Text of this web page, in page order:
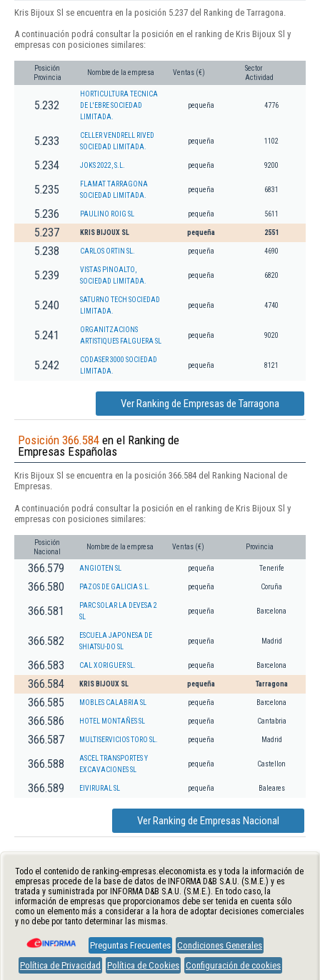
Kris Bijoux Sl se encuentra en la posición 5.237 del Ranking de Tarragona.
A continuación podrá consultar la posición en el ranking de Kris Bijoux Sl y
empresas con posiciones similares:
Posición
Provincia
Nombre de la empresa Ventas (€)
Sector
Actividad
5.232
HORTICULTURA TECNICA
DE L'EBRE SOCIEDAD
LIMITADA.
pequeña 4776
5.233
CELLER VENDRELL RIVED
SOCIEDAD LIMITADA.
pequeña 1102
5.234 JOKS 2022, S.L. pequeña 9200
5.235
FLAMAT TARRAGONA
SOCIEDAD LIMITADA.
pequeña 6831
5.236 PAULINO ROIG SL pequeña 5611
5.237 KRIS BIJOUX SL pequeña 2551
5.238 CARLOS ORTIN SL. pequeña 4690
5.239
VISTAS PINOALTO,
SOCIEDAD LIMITADA.
pequeña 6820
5.240
SATURNO TECH SOCIEDAD
LIMITADA.
pequeña 4740
5.241
ORGANITZACIONS
ARTISTIQUES FALGUERA SL
pequeña 9020
5.242
CODASER 3000 SOCIEDAD
LIMITADA.
pequeña 8121
Ver Ranking de Empresas de Tarragona
Posición 366.584 en el Ranking de
Empresas Españolas
Kris Bijoux Sl se encuentra en la posición 366.584 del Ranking Nacional de
Empresas.
A continuación podrá consultar la posición en el ranking de Kris Bijoux Sl y
empresas con posiciones similares:
Posición
Nacional
Nombre de la empresa Ventas (€) Provincia
366.579 ANGIOTEN SL pequeña Tenerife
366.580 PAZOS DE GALICIA S.L. pequeña Coruña
366.581
PARC SOLAR LA DEVESA 2
SL
pequeña Barcelona
366.582
ESCUELA JAPONESA DE
SHIATSU-DO SL
pequeña Madrid
366.583 CAL XORIGUER SL. pequeña Barcelona
366.584 KRIS BIJOUX SL pequeña Tarragona
366.585 MOBLES CALABRIA SL pequeña Barcelona
366.586 HOTEL MONTAÑES SL pequeña Cantabria
366.587 MULTISERVICIOS TORO SL. pequeña Madrid
366.588
ASCEL TRANSPORTES Y
EXCAVACIONES SL
pequeña Castellon
366.589 EIVIRURAL SL pequeña Baleares
Ver Ranking de Empresas Nacional
Todo el contenido de ranking-empresas.eleconomista.es y toda la información de
empresas procede de la base de datos de INFORMA D&B S.A.U. (S.M.E.) y es
tratada y suministrada por INFORMA D&B S.A.U. (S.M.E.). En todo caso, la
información de empresas que proporcionamos debe ser tenida en cuenta sólo
como un elemento más a considerar a la hora de adoptar decisiones comerciales
y no debe por tanto determinar las mismas.
Preguntas Frecuentes Condiciones Generales
Política de Privacidad
Política de Cookies Configuración de cookies